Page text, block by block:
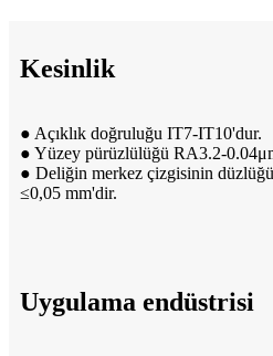
Kesinlik
● Açıklık doğruluğu IT7-IT10'dur.
● Yüzey pürüzlülüğü RA3.2-
● Deliğin merkez çizgisinin
≤0,05 mm'dir.
Uygulama endüstrisi